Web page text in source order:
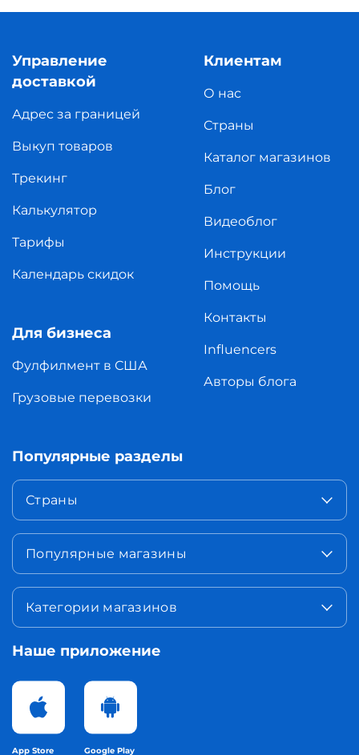
Управление
доставкой
Адрес за границей
Выкуп товаров
Трекинг
Калькулятор
Тарифы
Календарь скидок
Для бизнеса
Фулфилмент в США
Грузовые перевозки
Клиентам
О нас
Страны
Каталог магазинов
Блог
Видеоблог
Инструкции
Помощь
Контакты
Influencers
Авторы блога
Популярные разделы
Страны
Популярные магазины
Категории магазинов
Наше приложение
App Store Google Play